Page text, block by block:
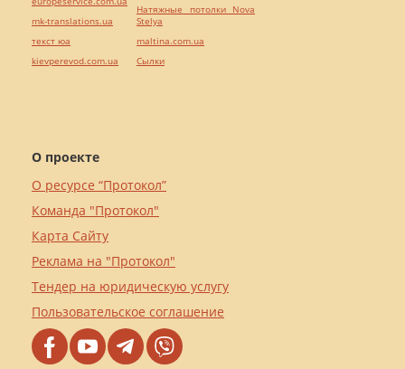
О проекте
О ресурсе “Протокол”
Команда "Протокол"
Карта Сайту
Реклама на "Протокол"
Тендер на юридическую услугу
Пользовательское соглашение
mk-translations.ua
текст юа
kievperevod.com.ua
Натяжные потолки Nova
Stelya
maltina.com.ua
Cылки